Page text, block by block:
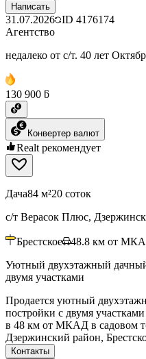
Написать
31.07.2026 ID 4176174
Агентство
недалеко от с/т. 40 лет
130 900 ƃ
Конвертер валют
Realt рекомендует
Дача84 м²20 соток
с/т Верасок Плюс,
Брестское 48.8 км от
Уютный двухэтажный
двумя участками
Продается уютный
постройки с двумя
в 48 км от МКАД в садовом
Дзержинский район,
Контакты